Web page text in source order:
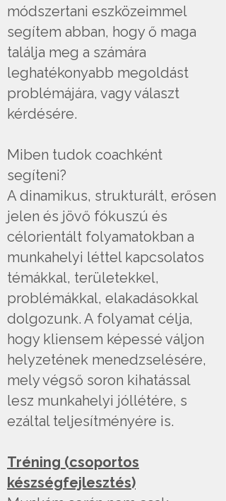
módszertani eszközeimmel
segítem abban, hogy ő maga
találja meg a számára
leghatékonyabb megoldást
problémájára, vagy választ
kérdésére.
Miben tudok coachként
segíteni?
A dinamikus, strukturált, erősen
jelen és jövő fókuszú és
célorientált folyamatokban a
munkahelyi léttel kapcsolatos
témákkal, területekkel,
problémákkal, elakadásokkal
dolgozunk. A folyamat célja,
hogy kliensem képessé váljon
helyzetének menedzselésére,
mely végső soron kihatással
lesz munkahelyi jóllétére, s
ezáltal teljesítményére is.
Tréning (csoportos
készségfejlesztés)